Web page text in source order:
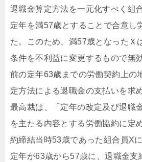
退職金算定方法を一元化すべく組
定年を満57歳とすることで合意し
た。このため、満57歳となったＸ
条件を不利益に変更するもので無
前の定年63歳までの労働契約上の
定方法による退職金の支払いを求
最高裁は、「定年の改定及び退職
を主たる内容とする労働協約に定
約締結当時53歳であった組合員X
定年が63歳から57歳に、退職金支